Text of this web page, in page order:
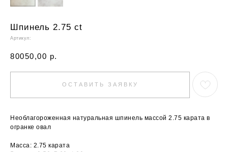
Шпинель 2.75 ct
Артикул:
80050,00 р.
ОСТАВИТЬ ЗАЯВКУ
Необлагороженная натуральная шпинель массой 2.75 карата в
огранке овал
Масса: 2.75 карата